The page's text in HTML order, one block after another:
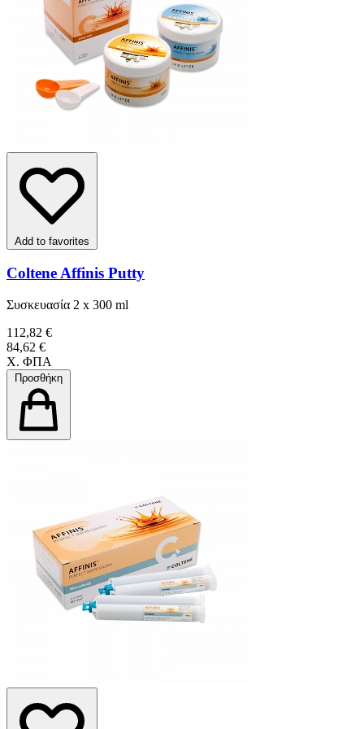
Add to favorites
Coltene Affinis Putty
Συσκευασία 2 x 300 ml
112,82 €
84,62 €
Χ. ΦΠΑ
Προσθήκη